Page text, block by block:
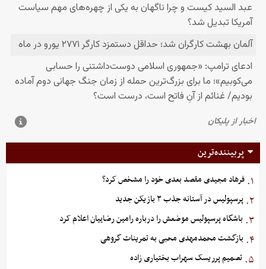
پربیننده‌ترین
۱. فرهاد مجیدی مقصد بعدی خود را مشخص کرد؟
۲. پرسپولیس در آستانه جذب ۳ بازیکن جدید
۳. باشگاه پرسپولیس موضعش را درباره رامین رضاییان اعلام کرد
۴. بازگشت محمدمهدی محبی به تمرینات گروهی
۵. تصمیم پرریسک سهراب بختیاری زاده